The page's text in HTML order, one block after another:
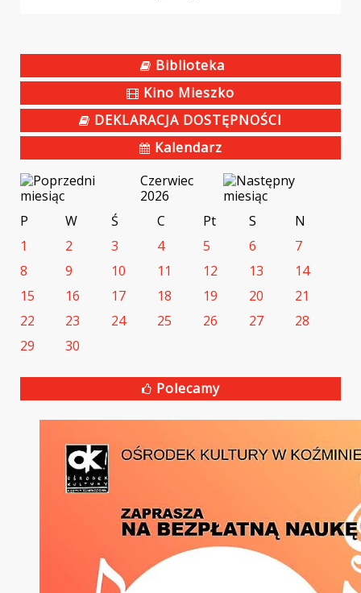
Biblioteka
Kino Mieszko
DEKLARACJA DOSTĘPNOŚCI
Kalendarz
Czerwiec
2026
P
W Ś C Pt S
N
1
2 3 4 5 6
7
8
9 10 11 12 13
14
15
16 17 18 19 20
21
22
23 24 25 26 27
28
29
30
Polecamy